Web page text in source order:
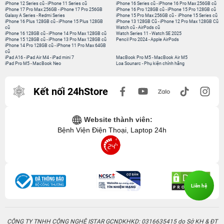
iPhone 12 Series cũ -iPhone 11 Series cũ
iPhone 17 Pro Max 256GB -iPhone 17 Pro 256GB
Galaxy A Series - Redmi Series
iPhone 16 Series cũ- iPhone 16 Pro Max 256GB cũ
iPhone 16 Pro 128GB cũ-iPhone 15 Pro 128GB cũ
iPhone 15 Pro Max 256GB cũ- iPhone 15 Series cũ
iPhone 16 Plus 128GB cũ -iPhone 15 Plus 128GB
cũ
iPhone 16 128GB cũ -iPhone 14 Pro Max 128GB cũ
iPhone 15 128GB cũ -iPhone 13 Pro Max 128GB cũ
iPhone 14 Pro 128GB cũ -iPhone 11 Pro Max 64GB
cũ
iPhone 13 128GB Cũ-iPhone 12 Pro Max 128GB Cũ
Watch cũ-AirPods cũ
Watch Series 11 -Watch SE 2025
Pencil Pro 2024-Apple AirPods
iPad A16 -iPad Air M4 -iPad mini 7
iPad Pro M5 - MacBook Neo
MacBook Pro M5- MacBook Air M5
Loa Sounarc- Phụ kiện chính hãng
Kết nối 24hStore
Website thành viên:
Bệnh Viện Điện Thoại, Laptop 24h
CÔNG TY TNHH CÔNG NGHỆ ISTAR GCNDKHKD: 0316635415 do Sở KH & ĐT
Liên hệ